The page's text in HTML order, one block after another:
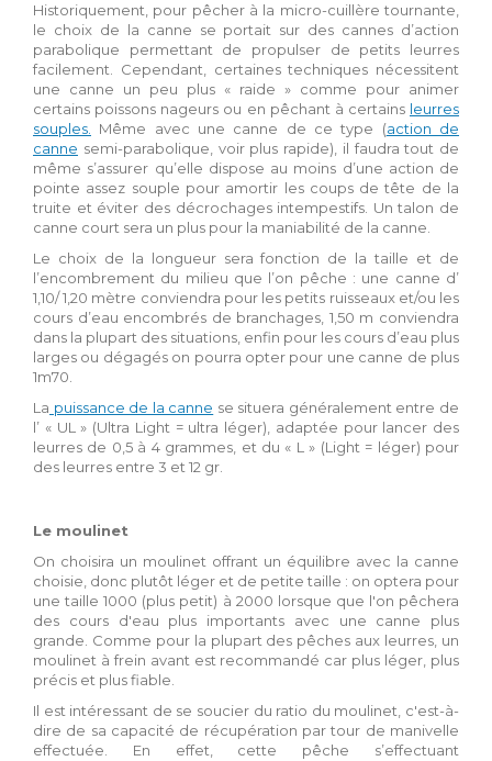
Historiquement, pour pêcher à la micro-cuillère tournante,
le choix de la canne se portait sur des cannes d’action
parabolique permettant de propulser de petits leurres
facilement. Cependant, certaines techniques nécessitent
une canne un peu plus « raide » comme pour animer
certains poissons nageurs ou en pêchant à certains leurres
souples. Même avec une canne de ce type (action de
canne semi-parabolique, voir plus rapide), il faudra tout de
même s’assurer qu’elle dispose au moins d’une action de
pointe assez souple pour amortir les coups de tête de la
truite et éviter des décrochages intempestifs. Un talon de
canne court sera un plus pour la maniabilité de la canne.
Le choix de la longueur sera fonction de la taille et de
l’encombrement du milieu que l’on pêche : une canne d’
1,10/ 1,20 mètre conviendra pour les petits ruisseaux et/ou les
cours d’eau encombrés de branchages, 1,50 m conviendra
dans la plupart des situations, enfin pour les cours d’eau plus
larges ou dégagés on pourra opter pour une canne de plus
1m70.
La puissance de la canne se situera généralement entre de
l’ « UL » (Ultra Light = ultra léger), adaptée pour lancer des
leurres de 0,5 à 4 grammes, et du « L » (Light = léger) pour
des leurres entre 3 et 12 gr.
Le moulinet
On choisira un moulinet offrant un équilibre avec la canne
choisie, donc plutôt léger et de petite taille : on optera pour
une taille 1000 (plus petit) à 2000 lorsque que l'on pêchera
des cours d'eau plus importants avec une canne plus
grande. Comme pour la plupart des pêches aux leurres, un
moulinet à frein avant est recommandé car plus léger, plus
précis et plus fiable.
Il est intéressant de se soucier du ratio du moulinet, c'est-à-
dire de sa capacité de récupération par tour de manivelle
effectuée. En effet, cette pêche s’effectuant